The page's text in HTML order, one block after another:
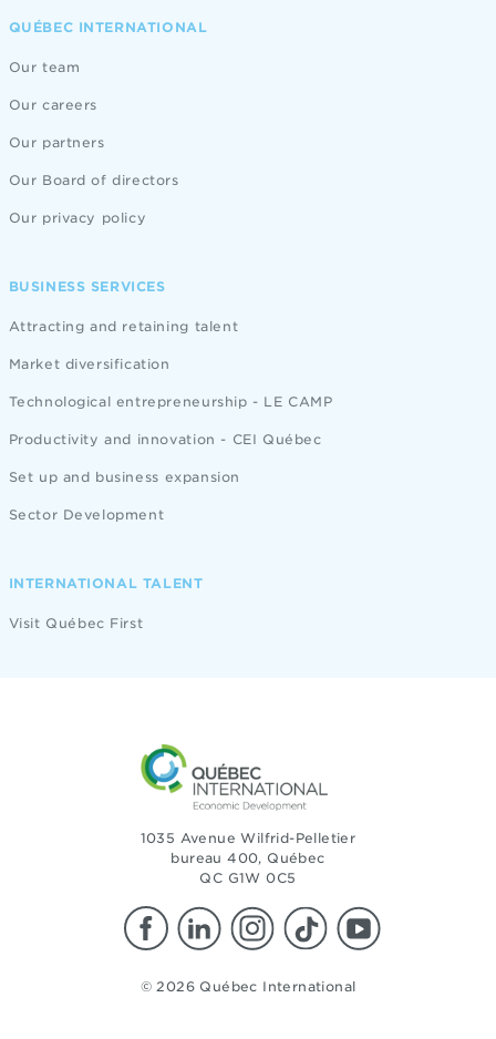
QUÉBEC INTERNATIONAL
Our team
Our careers
Our partners
Our Board of directors
Our privacy policy
BUSINESS SERVICES
Attracting and retaining talent
Market diversification
Technological entrepreneurship - LE CAMP
Productivity and innovation - CEI Québec
Set up and business expansion
Sector Development
INTERNATIONAL TALENT
Visit Québec First
1035 Avenue Wilfrid-Pelletier
bureau 400, Québec
QC G1W 0C5
© 2026 Québec International